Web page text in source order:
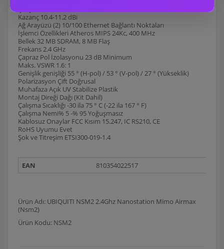
Kazanç 10.4-11.2 dBi
Ağ Arayüzü (2) 10/100 Ethernet Bağlantı Noktaları
İşlemci Özellikleri Atheros MIPS 24Kc, 400 MHz
Bellek 32 MB SDRAM, 8 MB Flaş
Frekans 2.4 GHz
Çapraz Pol İzolasyonu 23 dB Minimum
Maks. VSWR 1.6: 1
Genişlik genişliği 55 ° (H-pol) / 53 ° (V-pol) / 27 ° (Yükseklik)
Polarizasyon Çift Doğrusal
Muhafaza Açık UV Stabilize Plastik
Montaj Direği Dağı (Kit Dahil)
Çalışma Sıcaklığı -30 ila 75 ° C (-22 ila 167 ° F)
Çalışma Nemi% 5 -% 95 Yoğuşmasız
Kablosuz Onaylar FCC Kısım 15.247, IC RS210, CE
RoHS Uyumu Evet
Şok ve Titreşim ETSI300-019-1.4
EAN 810354022517
Ürün Adı: UBIQUITI NSM2 2.4Ghz Nanostation Mimo Airmax
(Nsm2)
Ürün Kodu: NSM2